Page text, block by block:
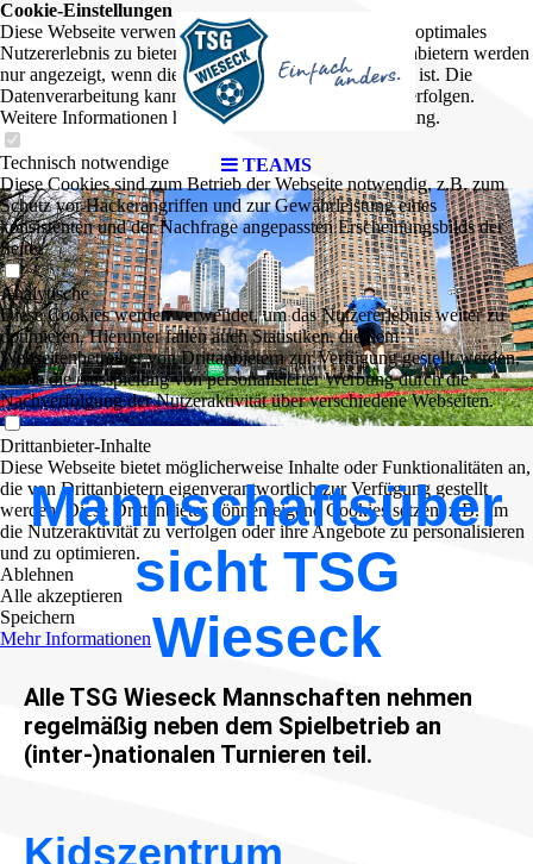
TEAMS
Mannschaftsüber
sicht TSG
Wieseck
Alle TSG Wieseck Mannschaften nehmen
regelmäßig neben dem Spielbetrieb an
(inter-)nationalen Turnieren teil.
Kidszentrum
Cookie-Einstellungen
Diese Webseite verwendet Cookies, um Besuchern ein optimales
Nutzererlebnis zu bieten. Bestimmte Inhalte von Drittanbietern werden
nur angezeigt, wenn die entsprechende Option aktiviert ist. Die
Datenverarbeitung kann dann auch in einem Drittland erfolgen.
Weitere Informationen hierzu in der Datenschutzerklärung.
Technisch notwendige
Diese Cookies sind zum Betrieb der Webseite notwendig, z.B. zum
Schutz vor Hackerangriffen und zur Gewährleistung eines
konsistenten und der Nachfrage angepassten Erscheinungsbilds der
Seite.
Analytische
Diese Cookies werden verwendet, um das Nutzererlebnis weiter zu
optimieren. Hierunter fallen auch Statistiken, die dem
Webseitenbetreiber von Drittanbietern zur Verfügung gestellt werden,
sowie die Ausspielung von personalisierter Werbung durch die
Nachverfolgung der Nutzeraktivität über verschiedene Webseiten.
Drittanbieter-Inhalte
Diese Webseite bietet möglicherweise Inhalte oder Funktionalitäten an,
die von Drittanbietern eigenverantwortlich zur Verfügung gestellt
werden. Diese Drittanbieter können eigene Cookies setzen, z.B. um
die Nutzeraktivität zu verfolgen oder ihre Angebote zu personalisieren
und zu optimieren.
Ablehnen
Alle akzeptieren
Speichern
Mehr Informationen